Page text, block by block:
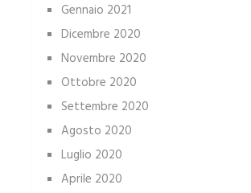
Gennaio 2021
Dicembre 2020
Novembre 2020
Ottobre 2020
Settembre 2020
Agosto 2020
Luglio 2020
Aprile 2020